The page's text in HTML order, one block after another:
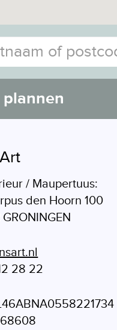
plannen
/ Maupertuus:
den Hoorn 100
28 22